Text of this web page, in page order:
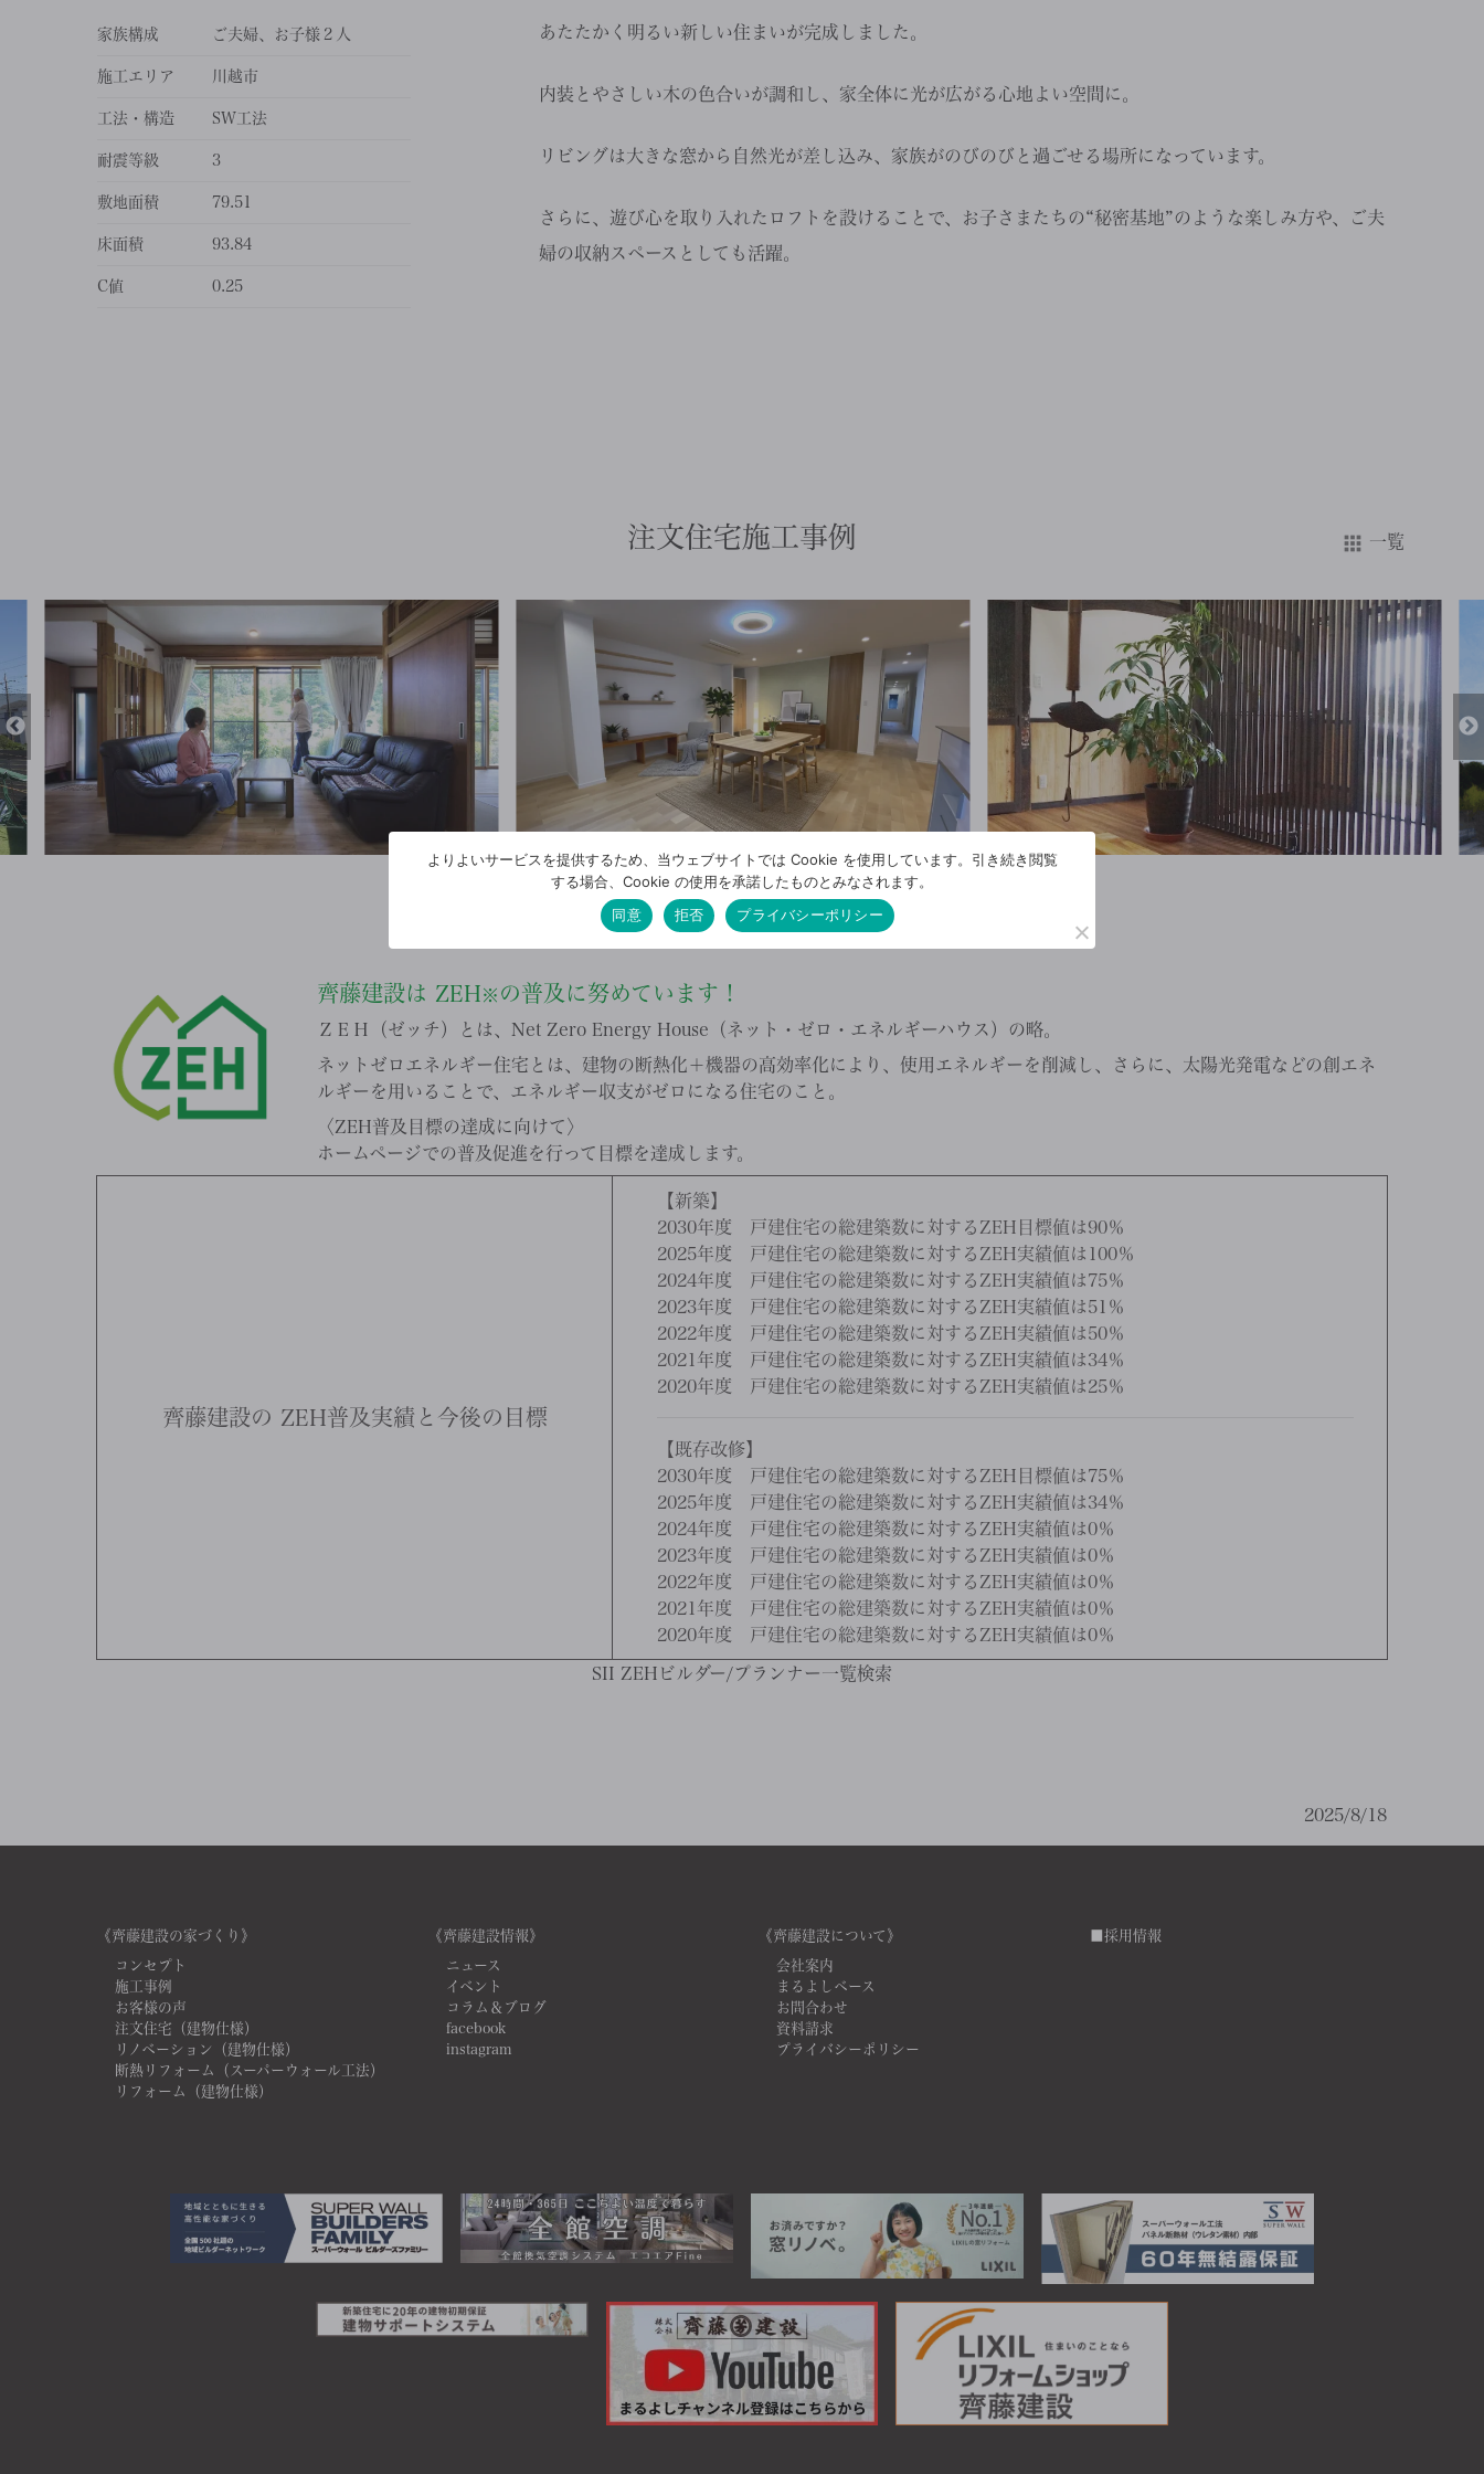
あたたかく明るい新しい住まいが完成しました。
内装とやさしい木の色合いが調和し、家全体に光が広がる心地よい空間に。
リビングは大きな窓から自然光が差し込み、家族がのびのびと過ごせる場所になっています。
さらに、遊び心を取り入れたロフトを設けることで、お子さまたちの“秘密基地”のような楽しみ方や、ご夫
婦の収納スペースとしても活躍。
家族構成 ご夫婦、お子様２人
施工エリア 川越市
工法・構造 SW工法
耐震等級 3
敷地面積 79.51
床面積 93.84
C値 0.25
注文住宅施工事例 一覧
齊藤建設は ZEH※ の普及に努めています！
ＺＥＨ（ゼッチ）とは、Net Zero Energy House（ネット・ゼロ・エネルギーハウス）の略。
ネットゼロエネルギー住宅とは、建物の断熱化＋機器の高効率化により、使用エネルギーを削減し、さらに、太陽光発電などの創エネ
ルギーを用いることで、エネルギー収支がゼロになる住宅のこと。
〈ZEH普及目標の達成に向けて〉
ホームページでの普及促進を行って目標を達成します。
齊藤建設の ZEH普及実績と今後の目標
【新築】
2030年度 戸建住宅の総建築数に対するZEH目標値は90％
2025年度 戸建住宅の総建築数に対するZEH実績値は100％
2024年度 戸建住宅の総建築数に対するZEH実績値は75％
2023年度 戸建住宅の総建築数に対するZEH実績値は51％
2022年度 戸建住宅の総建築数に対するZEH実績値は50％
2021年度 戸建住宅の総建築数に対するZEH実績値は34％
2020年度 戸建住宅の総建築数に対するZEH実績値は25％
【既存改修】
2030年度 戸建住宅の総建築数に対するZEH目標値は75％
2025年度 戸建住宅の総建築数に対するZEH実績値は34％
2024年度 戸建住宅の総建築数に対するZEH実績値は0％
2023年度 戸建住宅の総建築数に対するZEH実績値は0％
2022年度 戸建住宅の総建築数に対するZEH実績値は0％
2021年度 戸建住宅の総建築数に対するZEH実績値は0％
2020年度 戸建住宅の総建築数に対するZEH実績値は0％
SII ZEHビルダー/プランナー一覧検索
2025/8/18
《齊藤建設の家づくり》
コンセプト
施工事例
お客様の声
注文住宅（建物仕様）
リノベーション（建物仕様）
断熱リフォーム（スーパーウォール工法）
リフォーム（建物仕様）
《齊藤建設情報》
ニュース
イベント
コラム＆ブログ
facebook
instagram
《齊藤建設について》
会社案内
まるよしベース
お問合わせ
資料請求
プライバシーポリシー
■採用情報
よりよいサービスを提供するため、当ウェブサイトでは Cookie を使用しています。引き続き閲覧
する場合、Cookie の使用を承諾したものとみなされます。
同意
拒否 プライバシーポリシー